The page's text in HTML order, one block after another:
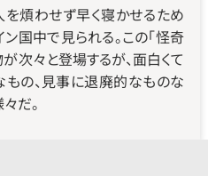
を煩わせず早く寝かせるため
国中で見られる。この「怪奇
次々と登場するが、面白くて
もの、見事に退廃的なものな
だ。